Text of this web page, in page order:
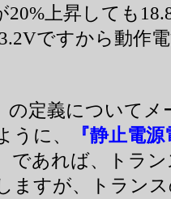
20%上昇しても
ですから動作
の定義についてメ
うに、
『静止電
あれば、トラン
ますが、トラン